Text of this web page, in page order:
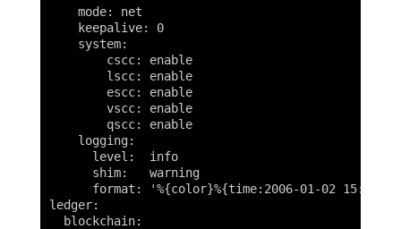
    mode: net
    keepalive: 0
    system:
        cscc: enable
        lscc: enable
        escc: enable
        vscc: enable
        qscc: enable
    logging:
      level:  info
      shim:   warning
format: '%{color}%{time:2006-01-02
ledger:
  blockchain: